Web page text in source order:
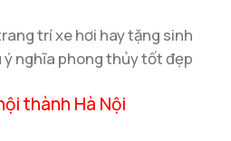
trí xe hơi hay tặng sinh
nghĩa phong thủy tốt đẹp
thành Hà Nội